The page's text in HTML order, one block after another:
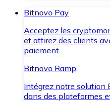
Bitnovo Pay
Acceptez les
et attirez des clients
paiement.
Bitnovo Ramp
Intégrez notre
dans des plateformes